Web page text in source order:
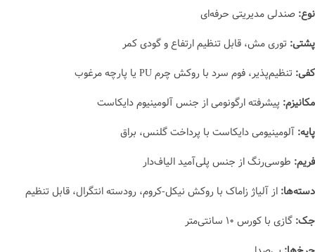
نوع: صندلی مدیریتی حرفه‌ای
پشتی: توری مش، قابل تنظیم ارتفاع و گودی کمر
کفی: تنظیم‌پذیر، فوم سرد با روکش چرم PU یا پارچه مرغوب
مکانیزم: پیشرفته ارگونومی از جنس آلومینیوم دایکاست
پایه: آلومینیومی دایکاست با پرداخت گلنس، براق
فریم: طوسی‌رنگ از جنس پلی‌آمید الیاف‌دار
دسته‌ها: از آلیاژ زاماک با روکش نیکل-کروم، رودسته انتگرال، قابل تنظیم
جک: گازی با کورس ۱۰ سانتی‌متر